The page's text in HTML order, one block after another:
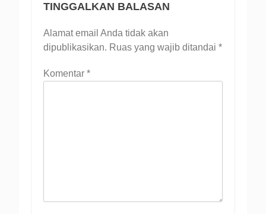
TINGGALKAN BALASAN
Alamat email Anda tidak akan
dipublikasikan. Ruas yang wajib ditandai *
Komentar *